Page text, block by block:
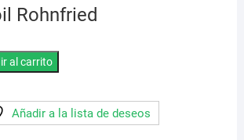
Rohnfried
al carrito
Añadir a la lista de deseos